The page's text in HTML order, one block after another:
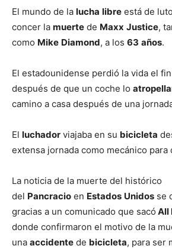
El mundo de la lucha libre está de
concer la muerte de Maxx Justice,
como Mike Diamond, a los 63 años.
El estadounidense perdió la vida el
después de que un coche lo
camino a casa después de una
El luchador viajaba en su bicicleta
extensa jornada como mecánico para
La noticia de la muerte del histórico
del Pancracio en Estados Unidos se
gracias a un comunicado que sacó All
donde confirmaron el motivo de la
una accidente de bicicleta, para ser